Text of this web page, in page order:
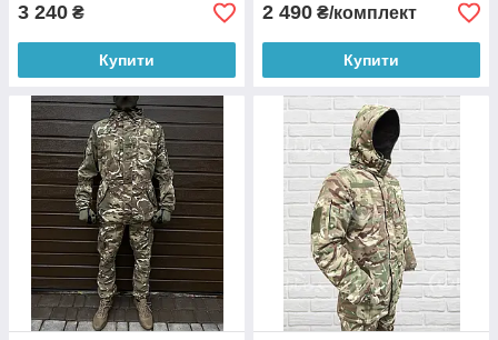
3 240 ₴
Купити
2 490 ₴/комплект
Купити